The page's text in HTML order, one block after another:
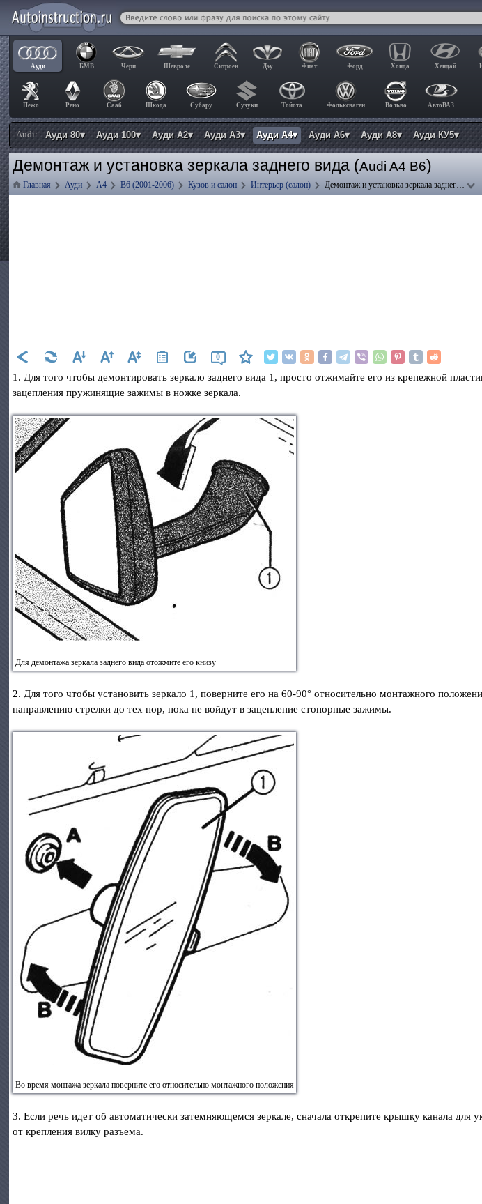
Ауди БМВ Чери Шевроле Ситроен Дэу Фиат Форд Хонда Хендай
Пежо Рено Сааб Шкода Субару Сузуки Тойота Фольксваген Вольво АвтоВАЗ
Audi: Ауди 80▾ Ауди 100▾ Ауди А2▾ Ауди А3▾ Ауди А4▾ Ауди А6▾ Ауди А8▾ Ауди КУ5▾
Демонтаж и установка зеркала заднего вида (Audi A4 B6)
Главная Ауди А4 B6 (2001-2006) Кузов и салон Интерьер (салон) Демонтаж и установка зеркала заднег…
0
1. Для того чтобы демонтировать зеркало заднего вида 1, просто отжимайте его из крепежной
зацепления пружинящие зажимы в ножке зеркала.
Для демонтажа зеркала заднего вида отожмите его книзу
2. Для того чтобы установить зеркало 1, поверните его на 60-90° относительно монтажного
направлению стрелки до тех пор, пока не войдут в зацепление стопорные зажимы.
Во время монтажа зеркала поверните его относительно монтажного положения
3. Если речь идет об автоматически затемняющемся зеркале, сначала открепите крышку канала
от крепления вилку разъема.